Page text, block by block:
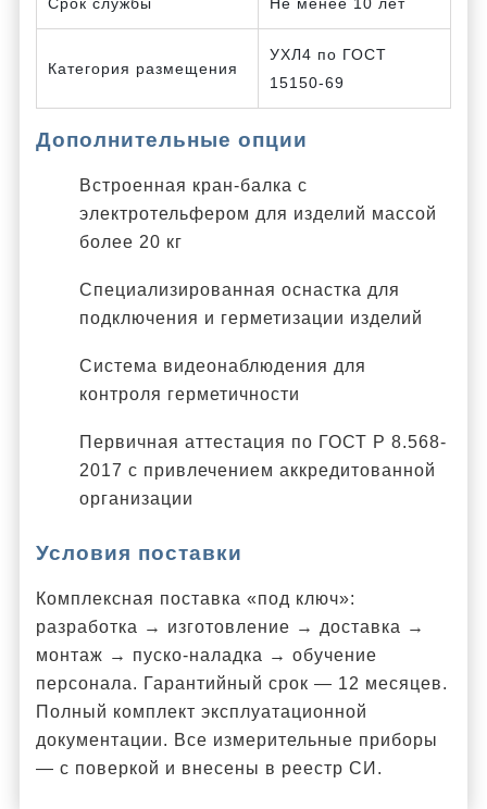
Категория размещения
УХЛ4 по ГОСТ
15150-69
Дополнительные опции
Встроенная кран-балка с
электротельфером для изделий массой
более 20 кг
Специализированная оснастка для
подключения и герметизации изделий
Система видеонаблюдения для
контроля герметичности
Первичная аттестация по ГОСТ Р 8.568-
2017 с привлечением аккредитованной
организации
Условия поставки
Комплексная поставка «под ключ»:
разработка → изготовление → доставка →
монтаж → пуско-наладка → обучение
персонала. Гарантийный срок — 12 месяцев.
Полный комплект эксплуатационной
документации. Все измерительные приборы
— с поверкой и внесены в реестр СИ.